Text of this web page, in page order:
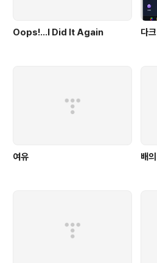
Oops!…I Did It Again 다
여유 배